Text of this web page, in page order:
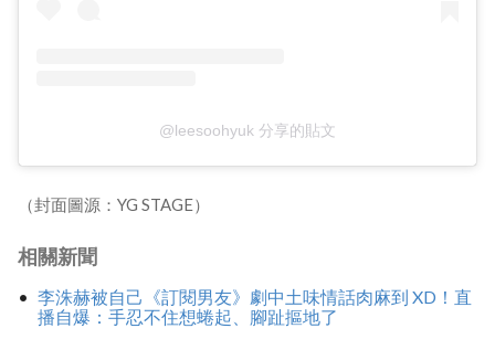
@leesoohyuk 分享的貼文
（封面圖源：YG STAGE）
相關新聞
李洙赫被自己《訂閱男友》劇中土味情話肉麻到 XD！直
播自爆：手忍不住想蜷起、腳趾摳地了